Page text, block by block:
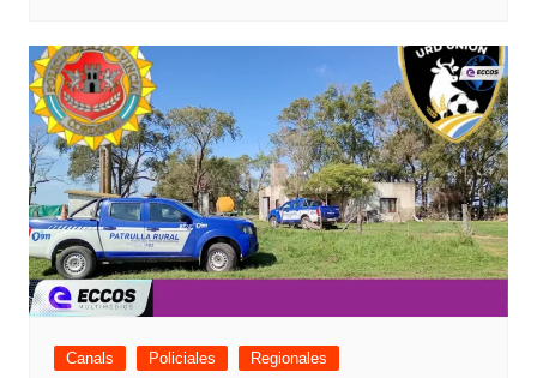
Canals Policiales Regionales